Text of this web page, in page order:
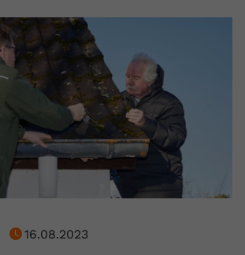
16.08.2023
Daten darüber zu speichern, welche
Videos von YouTube der Nutzer
gesehen hat.
yt-remote-connected-devices
Youtube.com
Session
Videopräferenzen des Nutzers zu